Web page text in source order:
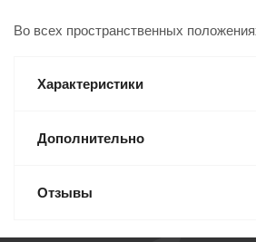
Во всех пространственных
Характеристики
Дополнительно
Отзывы